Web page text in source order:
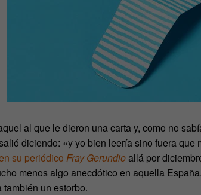
al que le dieron una carta y, como no
diciendo: «y yo bien leería sino fuera que
su periódico Fray Gerundioallá por
menos algo anecdótico en aquella
un estorbo.